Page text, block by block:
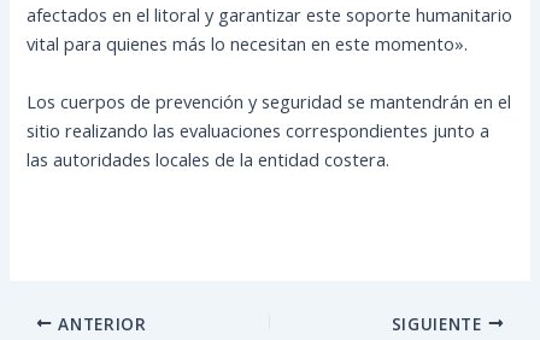
afectados en el litoral y garantizar este soporte humanitario
vital para quienes más lo necesitan en este momento».
Los cuerpos de prevención y seguridad se mantendrán en el
sitio realizando las evaluaciones correspondientes junto a
las autoridades locales de la entidad costera.
ANTERIOR SIGUIENTE